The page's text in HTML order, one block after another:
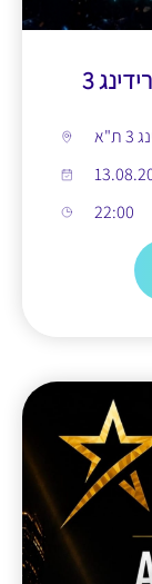
3
22:00